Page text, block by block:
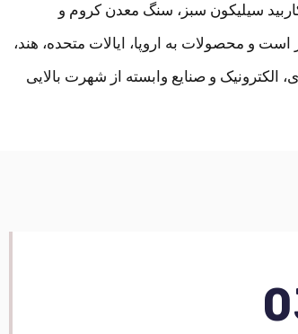
سیلیکون سبز، سنگ معدن کروم و
و محصولات به اروپا، ایالات متحده، هند،
الکترونیک و صنایع وابسته از شهرت بالایی